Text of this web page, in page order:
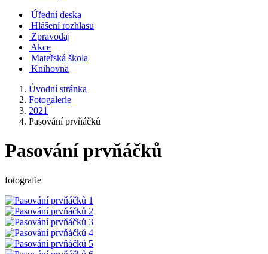
Úřední deska
Hlášení rozhlasu
Zpravodaj
Akce
Mateřská škola
Knihovna
Úvodní stránka
Fotogalerie
2021
Pasování prvňáčků
Pasování prvňáčků
fotografie